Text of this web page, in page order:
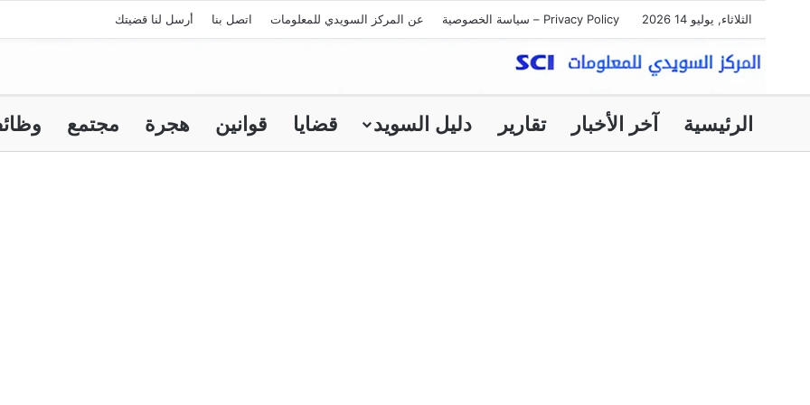
الثلاثاء, يوليو 14 2026 Privacy Policy – سياسة الخصوصية عن المركز السويدي للمعلومات اتصل بنا أرسل لنا قضيتك
الرئيسية آخر الأخبار تقارير دليل السويد قضايا قوانين هجرة مجتمع